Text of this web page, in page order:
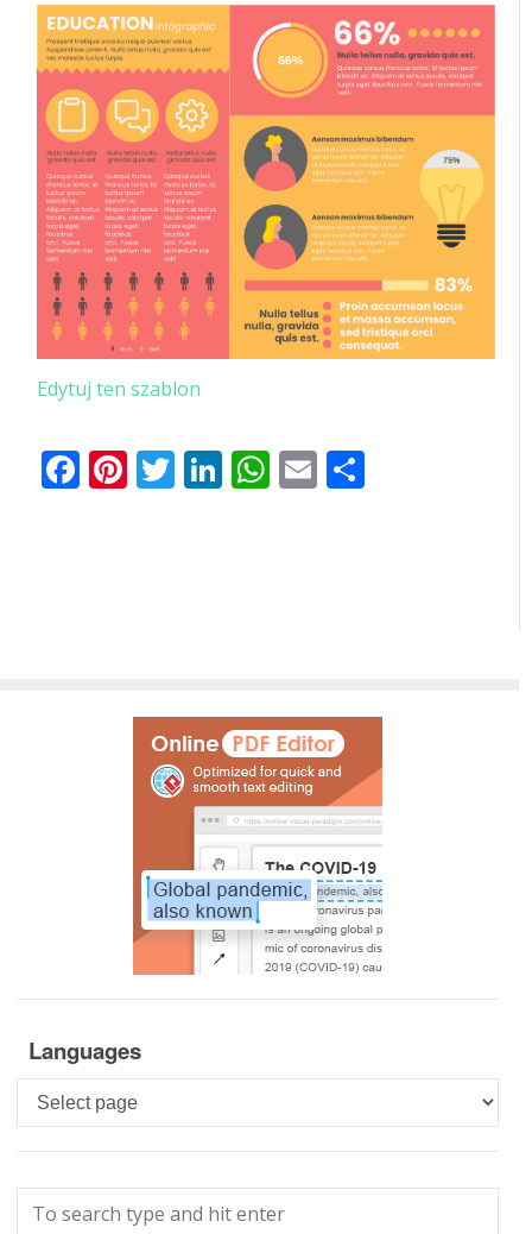
Edytuj ten szablon
Facebook
Pinterest
Twitter
LinkedIn
WhatsApp
Email
Languages
Languages